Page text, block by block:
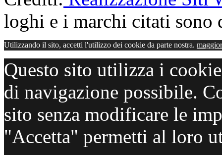
loghi e i marchi citati
Utilizzando il sito, accetti l'utilizzo dei cookie da parte nostra.
Questo sito utilizza i
di navigazione possibile.
sito senza modificare le
"Accetta" permetti al loro